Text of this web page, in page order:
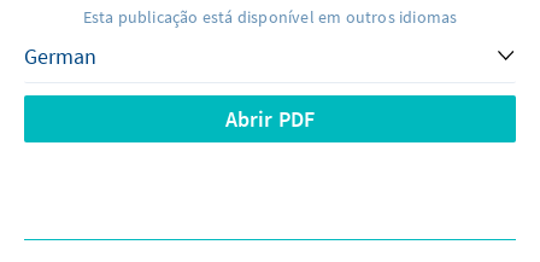
Esta publicação está disponível em outros idiomas
Abrir PDF